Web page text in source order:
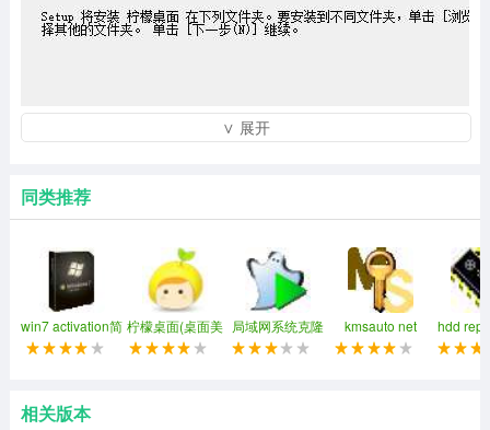
柠檬桌面简介
它能随意帮你修改电脑桌面上的图标，顺便帮你把桌面上
∨ 展开
同类推荐
win7 activation简
体中文免费版
柠檬桌面(桌面美
化软件)
局域网系统克隆
easy net ghost
kmsauto net
2019
hdd
pkr自校
相关版本